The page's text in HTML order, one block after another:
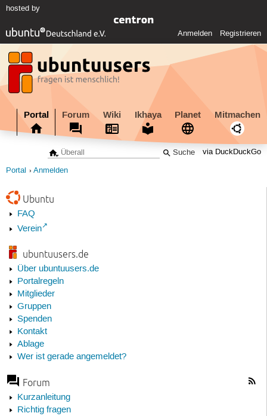
hosted by
Anmelden Registrieren
Portal Forum Wiki Ikhaya Planet Mitmachen
via DuckDuckGo
Portal Anmelden
Ubuntu
FAQ
Verein
ubuntuusers.de
Über ubuntuusers.de
Portalregeln
Mitglieder
Gruppen
Spenden
Kontakt
Ablage
Wer ist gerade angemeldet?
Forum
Kurzanleitung
Richtig fragen